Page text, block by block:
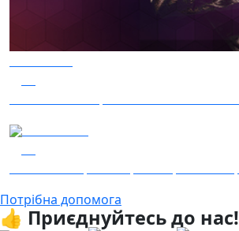
Потрібна допомога
👍 Приєднуйтесь до нас!